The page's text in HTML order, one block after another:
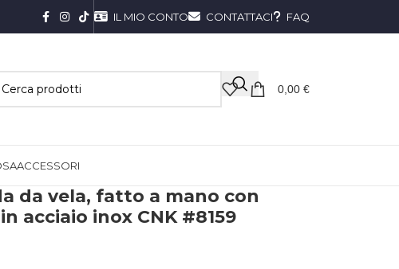
IL MIO CONTO CONTATTACI FAQ
0,00 €
ACCESSORI
da vela, fatto a mano con
acciaio inox CNK #8159